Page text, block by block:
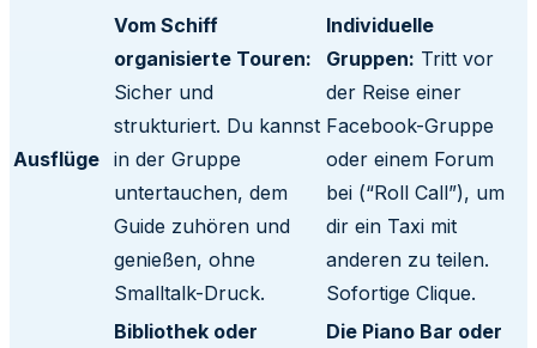
Ausflüge
Vom Schiff
organisierte Touren:
Sicher und
strukturiert. Du kannst
in der Gruppe
untertauchen, dem
Guide zuhören und
genießen, ohne
Smalltalk-Druck.
Individuelle
Gruppen: Tritt vor
der Reise einer
Facebook-Gruppe
oder einem Forum
bei (“Roll Call”), um
dir ein Taxi mit
anderen zu teilen.
Sofortige Clique.
Bibliothek oder
Die Piano Bar oder